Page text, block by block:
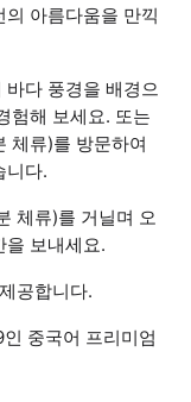
아름다움을 만끽
다 풍경을 배경으
험해 보세요. 또는
체류)를 방문하여
니다.
체류)를 거닐며 오
을 보내세요.
공합니다.
중국어 프리미엄